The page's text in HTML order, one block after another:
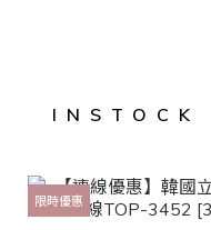
INSTOCK
限時優惠